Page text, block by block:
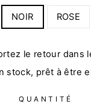
NOIR ROSE
le retour dans
stock, prêt à être
QUANTITÉ